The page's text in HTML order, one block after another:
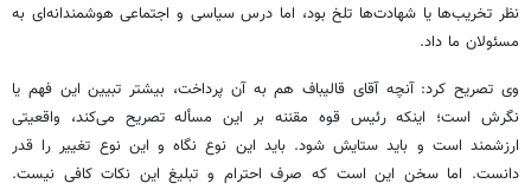
نظر تخریب‌ها یا شهادت‌ها تلخ بود، اما درس سیاسی و اجتماعی هوشمندانه‌ای به
مسئولان ما داد.
وی تصریح کرد: آنچه آقای قالیباف هم به آن پرداخت، بیشتر تبیین این فهم یا
نگرش است؛ اینکه رئیس قوه مقننه بر این مسأله تصریح می‌کند، واقعیتی
ارزشمند است و باید ستایش شود. باید این نوع نگاه و این نوع تغییر را قدر
دانست. اما سخن این است که صرف احترام و تبلیغ این نکات کافی نیست.